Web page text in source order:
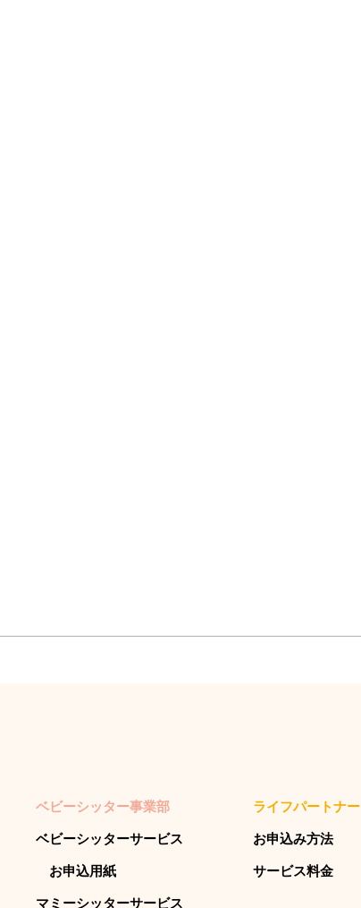
ベビーシッター事業部
ベビーシッターサービス
お申込用紙
マミーシッターサービス
ライフパートナー
お申込み方法
サービス料金